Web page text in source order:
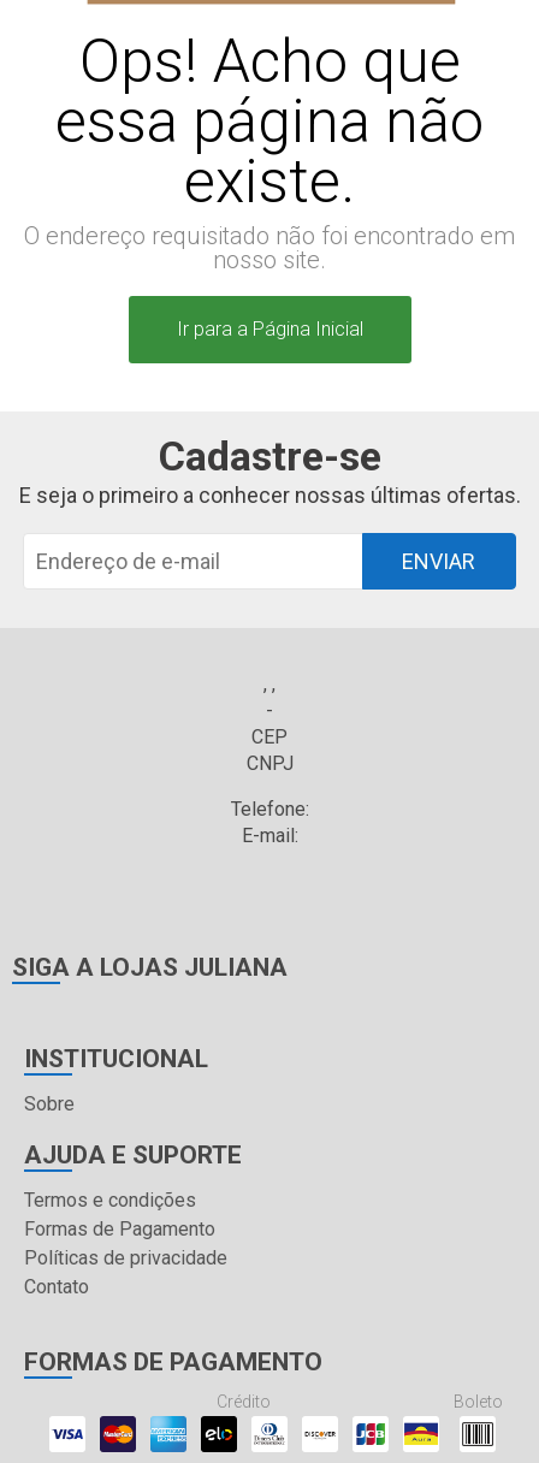
Ops! Acho que
essa página não
existe.
O endereço requisitado não foi encontrado em
nosso site.
Ir para a Página Inicial
Cadastre-se
E seja o primeiro a conhecer nossas últimas ofertas.
ENVIAR
, ,
-
CEP
CNPJ
Telefone:
E-mail:
SIGA A LOJAS JULIANA
INSTITUCIONAL
Sobre
AJUDA E SUPORTE
Termos e condições
Formas de Pagamento
Políticas de privacidade
Contato
FORMAS DE PAGAMENTO
Crédito Boleto